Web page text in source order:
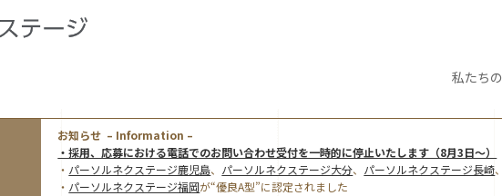
私たちの
お知らせ – Information –
・採用、応募における電話でのお問い合わせ受付を一時的に停止いたします（8月3日～）
・ パーソルネクステージ鹿児島、 パーソルネクステージ大分、 パーソルネクステージ長崎、
・ パーソルネクステージ福岡が“優良A型”に認定されました